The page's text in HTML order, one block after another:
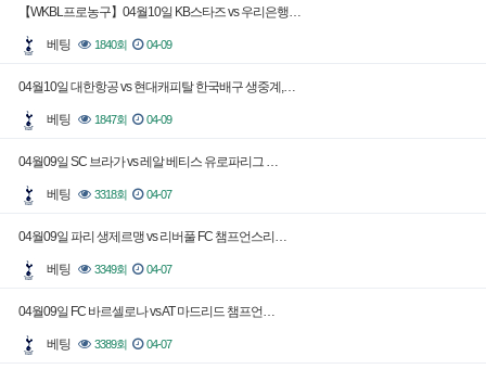
【WKBL프로농구】04월10일 KB스타즈 vs 우리은행…
베팅 1840회 04-09
04월10일 대한항공 vs 현대캐피탈 한국배구 생중계,…
베팅 1847회 04-09
04월09일 SC 브라가 vs 레알 베티스 유로파리그 …
베팅 3318회 04-07
04월09일 파리 생제르맹 vs 리버풀 FC 챔프언스리…
베팅 3349회 04-07
04월09일 FC 바르셀로나 vs AT 마드리드 챔프언…
베팅 3389회 04-07